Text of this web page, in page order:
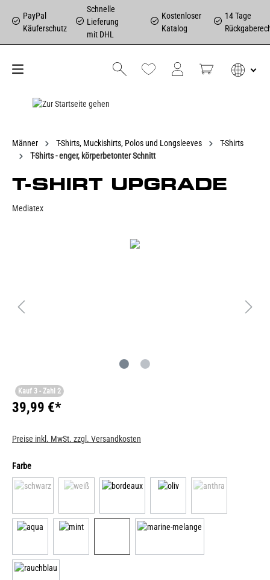
PayPal
Käuferschutz
Schnelle
Lieferung
mit DHL
Kostenloser
Katalog
14 Tage
Männer T-Shirts, Muckishirts, Polos und Longsleeves
T-Shirts
T-Shirts - enger, körperbetonter Schnitt
T-SHIRT UPGRADE
Mediatex
Kauf 3 - Zahl 2
39,99 €*
Preise inkl. MwSt. zzgl. Versandkosten
Farbe